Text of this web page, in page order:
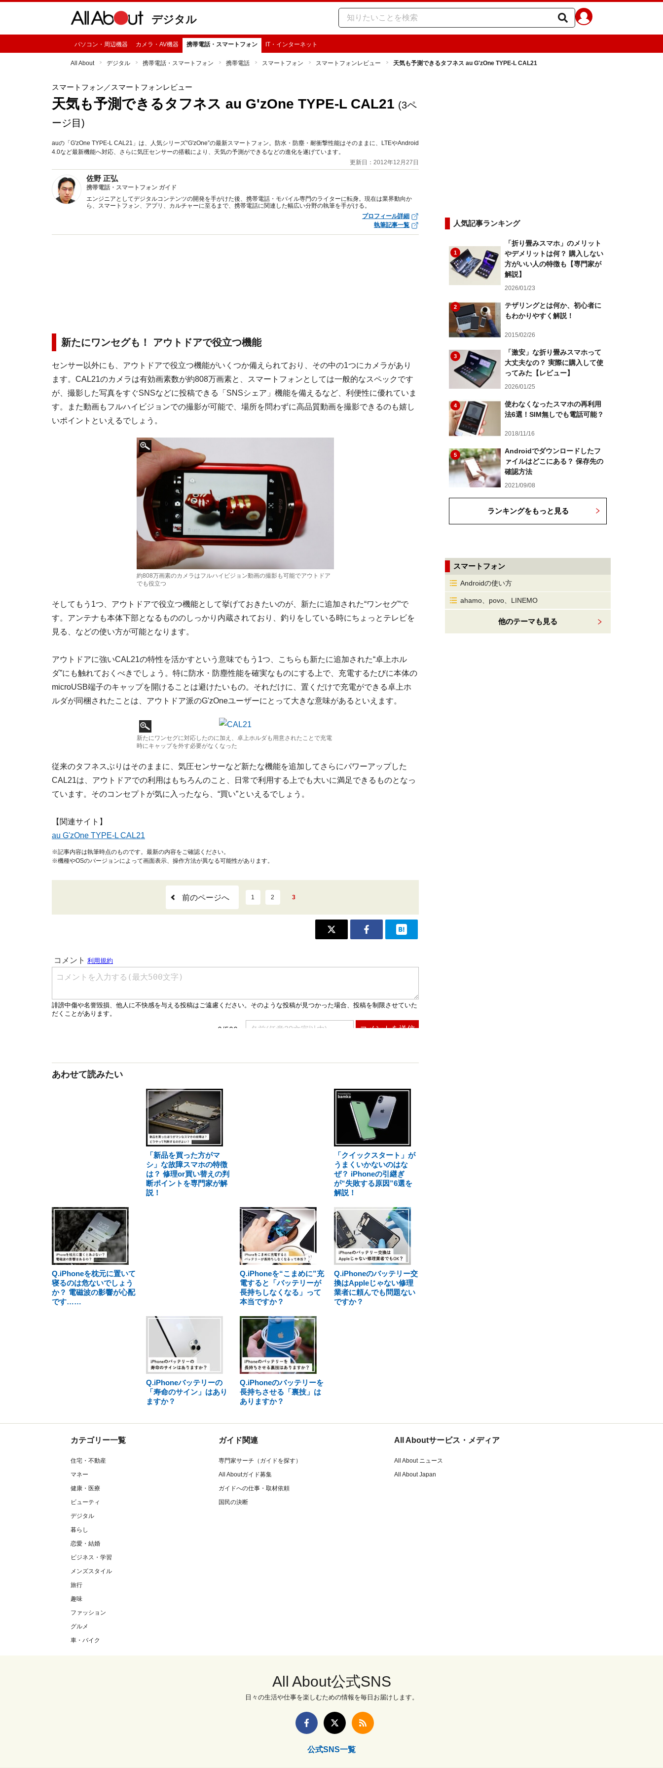
デジタル
パソコン・周辺機器 カメラ・AV機器 携帯電話・スマートフォン IT・インターネット
All About デジタル 携帯電話・スマートフォン 携帯電話 スマートフォン スマートフォンレビュー 天気も予測できるタフネス au G'zOne TYPE-L CAL21
スマートフォン ／スマートフォンレビュー
天気も予測できるタフネス au G'zOne TYPE-L CAL21 (3ペ
ージ目)
auの「G'zOne TYPE-L CAL21」は、人気シリーズ“G'zOne”の最新スマートフォン。防水・防塵・耐衝撃性能はそのままに、LTEやAndroid
4.0など最新機能へ対応、さらに気圧センサーの搭載により、天気の予測ができるなどの進化を遂げています。
更新日：2012年12月27日
佐野 正弘
携帯電話・スマートフォン ガイド
エンジニアとしてデジタルコンテンツの開発を手がけた後、携帯電話・モバイル専門のライターに転身。現在は業界動向か
ら、スマートフォン、アプリ、カルチャーに至るまで、携帯電話に関連した幅広い分野の執筆を手がける。
プロフィール詳細
執筆記事一覧
新たにワンセグも！ アウトドアで役立つ機能
センサー以外にも、アウトドアで役立つ機能がいくつか備えられており、その中の1つにカメラがあり
ます。CAL21のカメラは有効画素数が約808万画素と、スマートフォンとしては一般的なスペックです
が、撮影した写真をすぐSNSなどに投稿できる「SNSシェア」機能を備えるなど、利便性に優れていま
す。また動画もフルハイビジョンでの撮影が可能で、場所を問わずに高品質動画を撮影できるのも嬉し
いポイントといえるでしょう。
約808万画素のカメラはフルハイビジョン動画の撮影も可能でアウトドア
でも役立つ
そしてもう1つ、アウトドアで役立つ機能として挙げておきたいのが、新たに追加された“ワンセグ”で
す。アンテナも本体下部となるもののしっかり内蔵されており、釣りをしている時にちょっとテレビを
見る、などの使い方が可能となります。
アウトドアに強いCAL21の特性を活かすという意味でもう1つ、こちらも新たに追加された“卓上ホル
ダ”にも触れておくべきでしょう。特に防水・防塵性能を確実なものにする上で、充電するたびに本体の
microUSB端子のキャップを開けることは避けたいもの。それだけに、置くだけで充電ができる卓上ホ
ルダが同梱されたことは、アウトドア派のG'zOneユーザーにとって大きな意味があるといえます。
新たにワンセグに対応したのに加え、卓上ホルダも用意されたことで充電
時にキャップを外す必要がなくなった
従来のタフネスぶりはそのままに、気圧センサーなど新たな機能を追加してさらにパワーアップした
CAL21は、アウトドアでの利用はもちろんのこと、日常で利用する上でも大いに満足できるものとなっ
ています。そのコンセプトが気に入ったなら、“買い”といえるでしょう。
【関連サイト】
au G'zOne TYPE-L CAL21
※記事内容は執筆時点のものです。最新の内容をご確認ください。
※機種やOSのバージョンによって画面表示、操作方法が異なる可能性があります。
前のページへ 1 2 3
あわせて読みたい
「新品を買った方がマ
シ」な故障スマホの特徴
は？ 修理or買い替えの判
断ポイントを専門家が解
説！
「クイックスタート」が
うまくいかないのはな
ぜ？ iPhoneの引継ぎ
が“失敗する原因”6選を
解説！
Q.iPhoneを枕元に置いて
寝るのは危ないでしょう
か？ 電磁波の影響が心配
です……
Q.iPhoneを“こまめに”充
電すると「バッテリーが
長持ちしなくなる」って
本当ですか？
Q.iPhoneのバッテリー交
換はAppleじゃない修理
業者に頼んでも問題ない
ですか？
Q.iPhoneバッテリーの
「寿命のサイン」はあり
ますか？
Q.iPhoneのバッテリーを
長持ちさせる「裏技」は
ありますか？
人気記事ランキング
1
「折り畳みスマホ」のメリット
やデメリットは何？ 購入しない
方がいい人の特徴も【専門家が
解説】
2026/01/23
2
テザリングとは何か、初心者に
もわかりやすく解説！
2015/02/26
3
「激安」な折り畳みスマホって
大丈夫なの？ 実際に購入して使
ってみた【レビュー】
2026/01/25
4
使わなくなったスマホの再利用
法6選！SIM無しでも電話可能？
2018/11/16
5
Androidでダウンロードしたフ
ァイルはどこにある？ 保存先の
確認方法
2021/09/08
ランキングをもっと見る
スマートフォン
Androidの使い方
ahamo、povo、LINEMO
他のテーマも見る
カテゴリー一覧
住宅・不動産
マネー
健康・医療
ビューティ
デジタル
暮らし
恋愛・結婚
ビジネス・学習
メンズスタイル
旅行
趣味
ファッション
グルメ
車・バイク
ガイド関連
専門家サーチ（ガイドを探す）
All Aboutガイド募集
ガイドへの仕事・取材依頼
国民の決断
All Aboutサービス・メディア
All About ニュース
All About Japan
All About公式SNS
日々の生活や仕事を楽しむための情報を毎日お届けします。
公式SNS一覧